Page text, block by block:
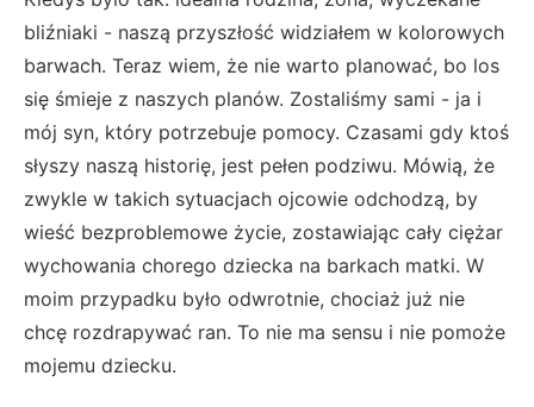
bliźniaki - naszą przyszłość widziałem w kolorowych
barwach. Teraz wiem, że nie warto planować, bo los
się śmieje z naszych planów. Zostaliśmy sami - ja i
mój syn, który potrzebuje pomocy. Czasami gdy ktoś
słyszy naszą historię, jest pełen podziwu. Mówią, że
zwykle w takich sytuacjach ojcowie odchodzą, by
wieść bezproblemowe życie, zostawiając cały ciężar
wychowania chorego dziecka na barkach matki. W
moim przypadku było odwrotnie, chociaż już nie
chcę rozdrapywać ran. To nie ma sensu i nie pomoże
mojemu dziecku.